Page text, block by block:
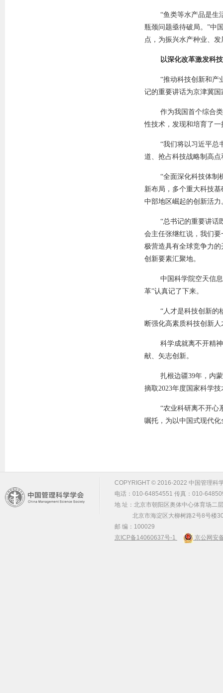
“鱼类等水产品是生
瓶颈问题亟待破局。”中
点，为振兴水产种业、
以深化改革激发科
“推动科技创新和产
记的重要讲话为京津冀
作为我国首个综合
性技术，发现和培育了
“我们将以习近平总
道、抢占科技战略制高
“全面深化科技体制
新布局，多个重大科技
中部地区崛起的创新活力
“总书记的重要讲话
会主任张继红说，我们
极营造具有全球竞争力
创新要素汇聚地。
中国科学院空天信
革”认真记了下来。
“人才是科技创新的
断强化高素质科技创新
科学成就离不开精
献、矢志创新。
扎根边疆39年，内
摘取2023年度国家科学
“农业科研离不开心
嘱托，为以中国式现代
COPYRIGHT © 2016-2022 中国管理科
电话：010-64854551 传真：010-
地 址：北京市朝阳区奥体中心体育场二
北京市海淀区大柳树路2号8号楼
邮 编：100029
京ICP备14060637号-1
京公网安